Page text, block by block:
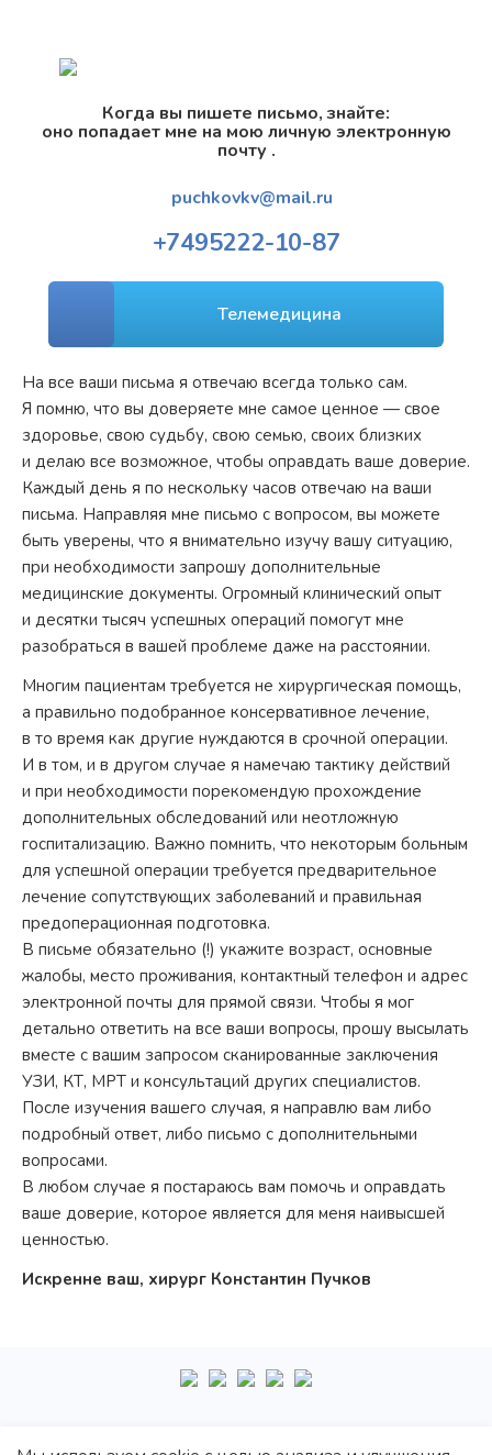
Когда вы пишете письмо, знайте:
оно попадает мне на мою личную электронную
почту .
puchkovkv@mail.ru
+7495222-10-87
Телемедицина
На все ваши письма я отвечаю всегда только сам.
Я помню, что вы доверяете мне самое ценное — свое
здоровье, свою судьбу, свою семью, своих близких
и делаю все возможное, чтобы оправдать ваше доверие.
Каждый день я по нескольку часов отвечаю на ваши
письма. Направляя мне письмо с вопросом, вы можете
быть уверены, что я внимательно изучу вашу ситуацию,
при необходимости запрошу дополнительные
медицинские документы. Огромный клинический опыт
и десятки тысяч успешных операций помогут мне
разобраться в вашей проблеме даже на расстоянии.
Многим пациентам требуется не хирургическая помощь,
а правильно подобранное консервативное лечение,
в то время как другие нуждаются в срочной операции.
И в том, и в другом случае я намечаю тактику действий
и при необходимости порекомендую прохождение
дополнительных обследований или неотложную
госпитализацию. Важно помнить, что некоторым больным
для успешной операции требуется предварительное
лечение сопутствующих заболеваний и правильная
предоперационная подготовка.
В письме обязательно (!) укажите возраст, основные
жалобы, место проживания, контактный телефон и адрес
электронной почты для прямой связи. Чтобы я мог
детально ответить на все ваши вопросы, прошу высылать
вместе с вашим запросом сканированные заключения
УЗИ, КТ, МРТ и консультаций других специалистов.
После изучения вашего случая, я направлю вам либо
подробный ответ, либо письмо с дополнительными
вопросами.
В любом случае я постараюсь вам помочь и оправдать
ваше доверие, которое является для меня наивысшей
ценностью.
Искренне ваш, хирург Константин Пучков